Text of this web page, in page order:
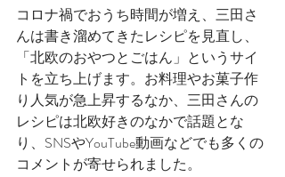
コロナ禍でおうち時間が増え、三田さ
んは書き溜めてきたレシピを見直し、
「北欧のおやつとごはん」というサイ
トを立ち上げます。お料理やお菓子作
り人気が急上昇するなか、三田さんの
レシピは北欧好きのなかで話題とな
り、SNSやYouTube動画などでも多くの
コメントが寄せられました。